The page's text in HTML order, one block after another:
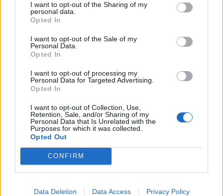
I want to opt-out of the Sharing of my
personal data.
Opted In
I want to opt-out of the Sale of my
Personal Data.
Opted In
I want to opt-out of processing my
Personal Data for Targeted Advertising.
Opted In
I want to opt-out of Collection, Use,
Retention, Sale, and/or Sharing of my
Personal Data that Is Unrelated with the
Purposes for which it was collected.
Opted Out
CONFIRM
Data Deletion Data Access Privacy Policy
Έρχονται 4 μέτρα – ανάσα για τους
συνταξιούχους – Ποιοι και πότε θα δουν
αυξήσεις
Τε, 5 Νοέ 2025 21:43
Τέσσερα νέα μέτρα συνολικού ύψους 1,3
δισεκατομμυρίων ευρώ θέτει σε εφαρμογή η κυβέρνηση…